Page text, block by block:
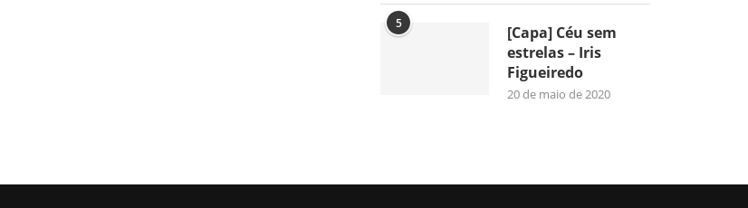
5
[Capa] Céu sem
estrelas – Iris
Figueiredo
20 de maio de 2020